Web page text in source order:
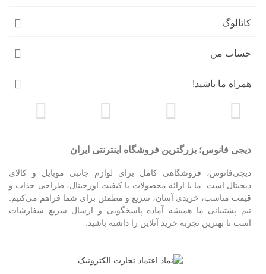
کاتالوگ
حساب من
همراه ما باشید!
دیجی فانوس؛ بزرگترین فروشگاه اینترنتی ایران
دیجی‌فانوس، فروشگاهی کامل برای لوازم جانبی موبایل و کالای
دیجیتال است. ما با ارائه محصولات با کیفیت اورجینال، طراحی جذاب و
قیمت مناسب، خریدی آسان، سریع و مطمئن برای شما فراهم می‌کنیم.
تیم پشتیبانی ما همیشه آماده پاسخگویی و ارسال سریع سفارشات
است تا بهترین تجربه خرید آنلاین را داشته باشید.